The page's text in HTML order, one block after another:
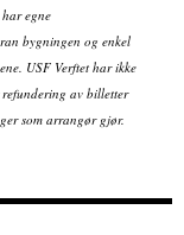
har egne
bygningen og enkel
USF Verftet har ikke
av billetter
som arrangør gjør.